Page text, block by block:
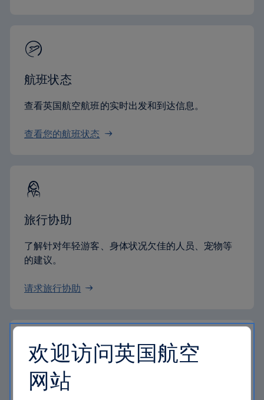
航班状态
查看英国航空航班的实时出发和到达信息。
查看您的航班状态
旅行协助
了解针对年轻游客、身体状况欠佳的人员、宠物等
的建议。
请求旅行协助
礼券
欢迎访问英国航空
网站